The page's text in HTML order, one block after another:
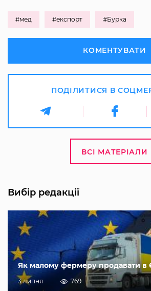
#мед #експорт #Бурка
КОМЕНТУВАТИ
ПОДІЛИТИСЯ В
ВСІ МАТЕРІАЛИ
Вибір редакції
Як малому фермеру продавати в
3 липня 769